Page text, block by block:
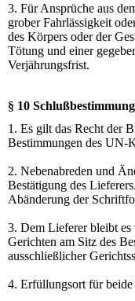
3. Für Ansprüche aus
grober Fahrlässigkeit
des Körpers oder der
Tötung und einer
Verjährungsfrist.
§ 10
1. Es gilt das Recht der
Bestimmungen des UN-
2. Nebenabreden und
Bestätigung des
Abänderung der
3. Dem Lieferer bleibt es
Gerichten am Sitz des
ausschließlicher
4. Erfüllungsort für beide